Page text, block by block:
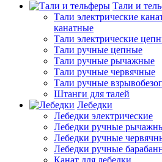
Тали и
Тали электрические
канатные
Тали электрические
Тали ручные цепные
Тали ручные рычажные
Тали ручные червячные
Тали ручные
Штанги для талей
Лебедки
Лебедки электрические
Лебедки ручные
Лебедки ручные
Лебедки ручные
Канат для лебедки